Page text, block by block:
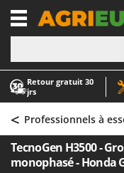
Retour gratuit 30
jrs
-1
A
Abris de jardin
Accessoires
Aérateurs
Arracheuses de
A
AgriEuro
AgriEuro TOP-
AGT
< Professionnels à
TecnoGen H3500 -
monophasé - Honda